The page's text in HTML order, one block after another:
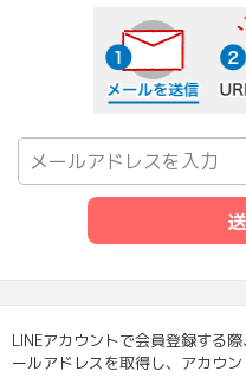
メ
LINEアカウントで会員登録する
ールアドレスを取得し、アカウン